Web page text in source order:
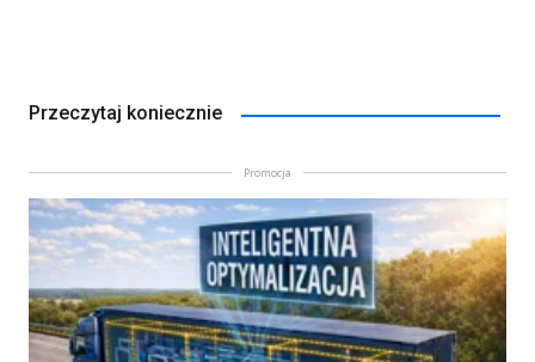
Przeczytaj koniecznie
Promocja